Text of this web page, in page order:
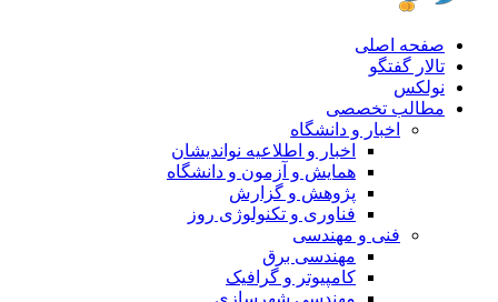
صفحه اصلی
تالار گفتگو
نولکس
مطالب تخصصی
اخبار و دانشگاه
اخبار و اطلاعیه نواندیشان
همایش و آزمون و دانشگاه
پژوهش و گزارش
فناوری و تکنولوژی روز
فنی و مهندسی
مهندسی برق
کامپیوتر و گرافیک
مهندسی شهرسازی